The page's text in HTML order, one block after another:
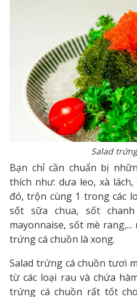
Salad
Bạn chỉ cần chuẩn bị
thích như: dưa leo, xà lách,
đó, trộn cùng 1 trong các
sốt sữa chua, sốt
mayonnaise, sốt mè
trứng cá chuồn là xong.
Salad trứng cá chuồn tươi
từ các loại rau và chứa
trứng cá chuồn rất tốt